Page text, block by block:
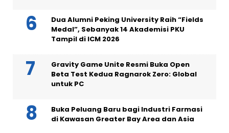
Dua Alumni Peking University Raih “Fields
Medal”, Sebanyak 14 Akademisi PKU
Tampil di ICM 2026
Gravity Game Unite Resmi Buka Open
Beta Test Kedua Ragnarok Zero: Global
untuk PC
Buka Peluang Baru bagi Industri Farmasi
di Kawasan Greater Bay Area dan Asia